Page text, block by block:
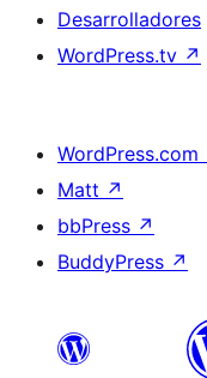
Desarrolladores
WordPress.tv ↗
WordPress.com
Matt ↗
bbPress ↗
BuddyPress ↗